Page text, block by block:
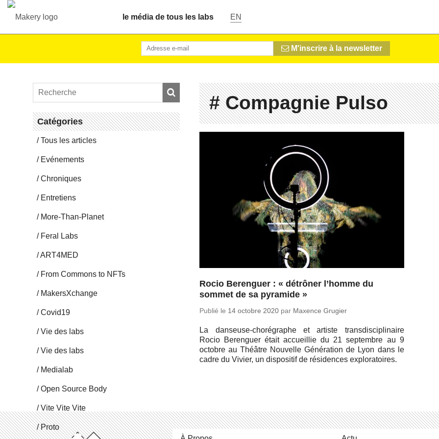
le média de tous les labs EN
M'inscrire à la newsletter
Ca­té­go­ries
Tous les articles
Evé­ne­ments
Chro­niques
En­tre­tiens
More-Than-Pla­net
Feral Labs
ART4MED
From Commons to NFTs
Ma­kersX­change
Covid19
Vie des labs
Vie des labs
Me­dia­lab
Open Source Body
Vite Vite Vite
Proto
# Compagnie Pulso
Rocio Berenguer : « détrôner l’homme du
sommet de sa pyramide »
Publié le 14 octobre 2020 par Maxence Grugier
La dan­seuse-cho­ré­graphe et artiste trans­dis­ci­pli­naire
Rocio Be­ren­guer était ac­cueillie du 21 sep­tembre au 9
octobre au Théâtre Nou­velle Gé­né­ra­tion de Lyon dans le
cadre du Vivier, un dis­po­si­tif de ré­si­dences exploratoires.